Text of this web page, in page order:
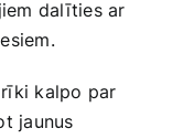
dalīties ar
kalpo par
jaunus